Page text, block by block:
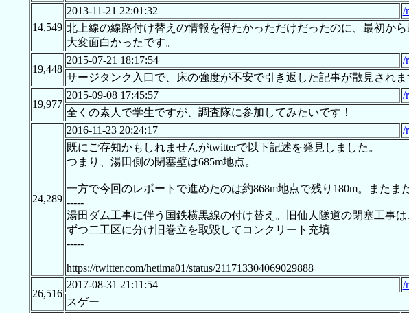
14,549
2013-11-21 22:01:32 /
北上線の線路付け替えの情報を得たかっただけだったのに、最初から
大変面白かったです。
19,448
2015-07-21 18:17:54 /
サージタンク入口で、床の強度が不安で引き返した記事が散見され
19,977
2015-09-08 17:45:57 /
全くの素人で学生ですが、調査隊に参加してみたいです！
24,289
2016-11-23 20:24:17 /
既にご存知かもしれませんがtwitterで以下記述を発見しました。
つまり、湯田側の閉塞壁は685m地点。
一方で今回のレポートで進めたのは約868m地点で残り180m。またま
-----
湯田ダム工事に伴う国鉄横黒線の付け替え。旧仙人隧道の閉塞工事
ずつ二工区に分け旧巻立を取毀してコンクリート充填
-----
https://twitter.com/hetima01/status/211713304069029888
26,516
2017-08-31 21:11:54 /
スゲー